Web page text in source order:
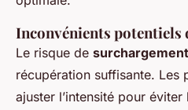
Inconvénients potentiels
Le risque de surchargement
récupération suffisante. Les
ajuster l’intensité pour éviter